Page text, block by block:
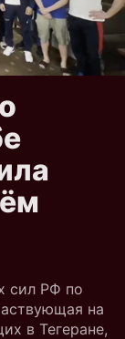
сил РФ по
на
в Тегеране,